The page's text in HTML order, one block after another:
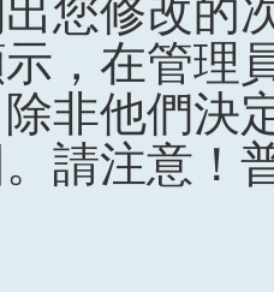
您修改的
，在管理
非他們決
請注意！